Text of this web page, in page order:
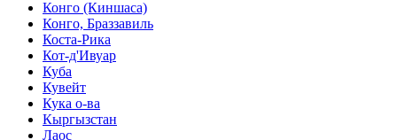
Конго (Киншаса)
Конго, Браззавиль
Коста-Рика
Кот-д'Ивуар
Куба
Кувейт
Кука о-ва
Кыргызстан
Лаос